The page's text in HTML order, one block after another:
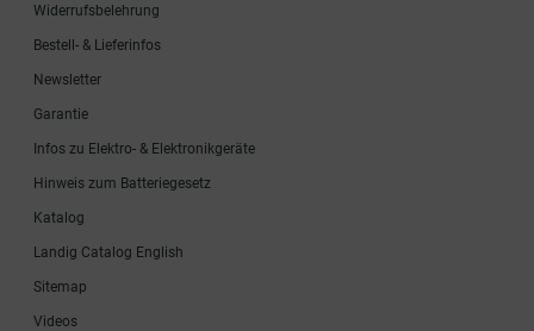
Widerrufsbelehrung
Bestell- & Lieferinfos
Newsletter
Garantie
Infos zu Elektro- & Elektronikgeräte
Hinweis zum Batteriegesetz
Katalog
Landig Catalog English
Sitemap
Videos